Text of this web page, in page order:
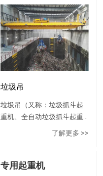
是具有广阔市场的节能产
品，可替代进口产品。
垃圾吊
垃圾吊（又称：垃圾抓斗起
重机、全自动垃圾抓斗起重
机）其设计制造符合GB、
双层车架、单卷筒组和双卷
了解更多 >>
专用起重机